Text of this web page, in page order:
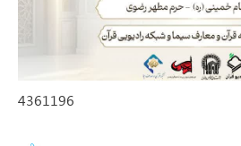
4361196